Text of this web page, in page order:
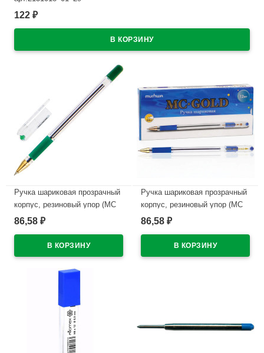
В наличии
122 ₽
Ручка шариковая прозрачный
корпус, резиновый упор (MC
Gold) зеленый, 0,5мм, масло
86,58 ₽
Ручка шариковая прозрачный
корпус, резиновый упор (MC
Gold) синий, 0,5мм, масло
86,58 ₽